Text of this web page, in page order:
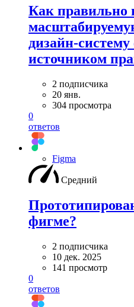
Как правильно
дизайн-
источником
2 подписчика
20 янв.
304 просмотра
0
ответов
Figma
Средний
фигме?
2 подписчика
10 дек. 2025
141 просмотр
0
ответов